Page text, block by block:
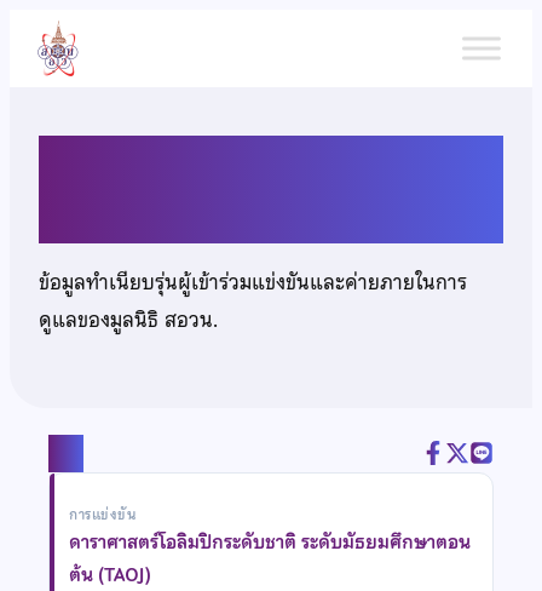
เนื้อหา
ข้อมูลทำเนียบรุ่นผู้เข้าร่วมแข่งขันและค่ายภายในการ
ดูแลของมูลนิธิ สอวน.
การแข่งขัน
ดาราศาสตร์โอลิมปิกระดับชาติ ระดับมัธยมศึกษาตอน
ต้น (TAOJ)